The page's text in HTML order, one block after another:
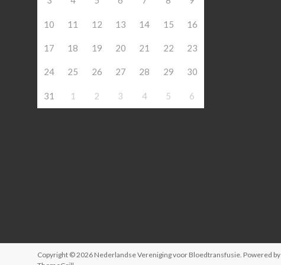
10 11 12 13 14 15 16
17 18 19 20 21 22 23
24 25 26 27 28 29 30
31 1 2 3 4 5 6
Copyright © 2026 Nederlandse Vereniging voor Bloedtransfusie . Powered by